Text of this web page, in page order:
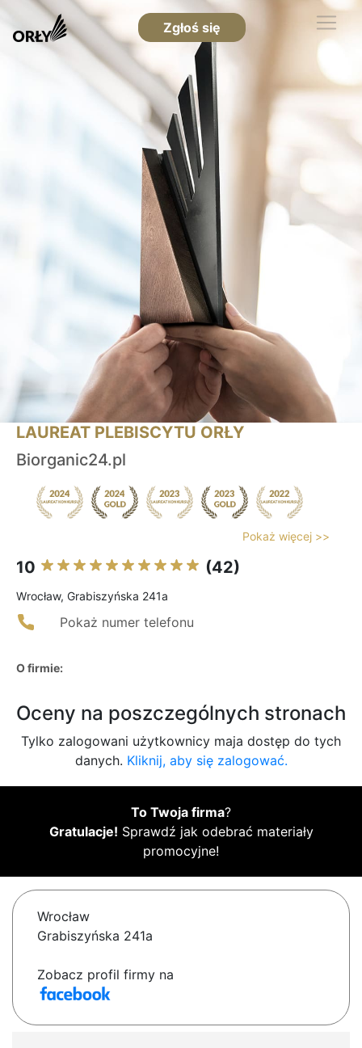
Zgłoś się
LAUREAT PLEBISCYTU ORŁY
Biorganic24.pl
Pokaż więcej >>
10 (42)
Wrocław, Grabiszyńska 241a
Pokaż numer telefonu
O firmie:
Oceny na poszczególnych stronach
Tylko zalogowani użytkownicy maja dostęp do tych
danych. Kliknij, aby się zalogować.
To Twoja firma?
Gratulacje! Sprawdź jak odebrać materiały
promocyjne!
Wrocław
Grabiszyńska 241a
Zobacz profil firmy na